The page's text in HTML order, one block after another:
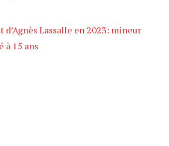
d’Agnès Lassalle en 2023: mineur
à 15 ans